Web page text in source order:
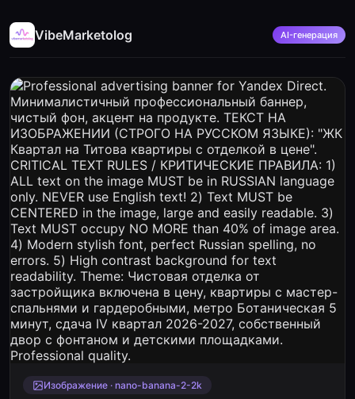
VibeMarketolog AI-генерация
Изображение · nano-banana-2-2k